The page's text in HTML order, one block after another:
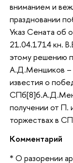
вниманием и
праздновании
Указ Сената об
21.04.1714 кн.
этому решению
А.Д.Меншиков –
известия о
получении от П.
торжествах в
Комментарий
* О разорении